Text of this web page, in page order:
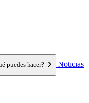
puedes hacer?
Noticias